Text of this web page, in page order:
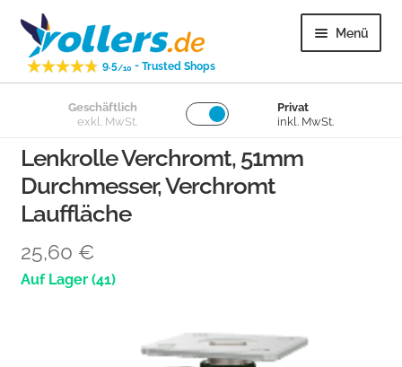
Zur
Navigation
springen
Zum
Inhalt
springen
9.5/10 - Trusted Shops
Menü
Lenkrollen
Bockrollen
Lose Räder
Überige
Geschäftlich
exkl. MwSt.
Privat
inkl. MwSt.
Lenkrolle Verchromt, 51mm
Durchmesser, Verchromt
Lauffläche
25,60 €
(41)